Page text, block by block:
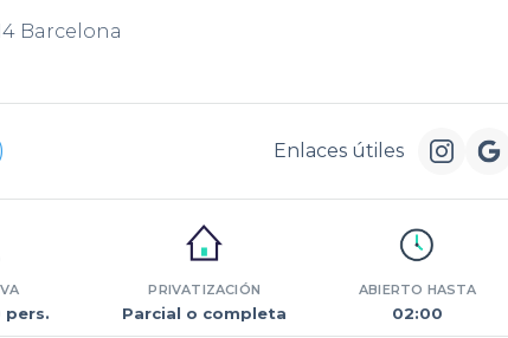
Barcelona
Enlaces útiles
pers.
PRIVATIZACIÓN
Parcial o completa
ABIERTO HASTA
02:00